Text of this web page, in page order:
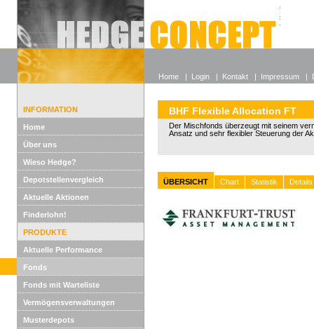
Alle
Wieso
INFORMATION
Home
Über uns
Wieso Hedge?
Depotstellenvergleich
Aktuelle Aktionen
Finderlohn!
PRODUKTE
Aktuelle Performance
Fonds
Fonds mit Warteliste
Vermögensverwaltungen
Musterdepots
BHF Flexible Allocation FT
Der Mischfonds überzeugt mit seinem
Ansatz und sehr flexibler Steuerung der
ÜBERSICHT Chart Statistik Details
Home | Login | Kontakt | Impressum |